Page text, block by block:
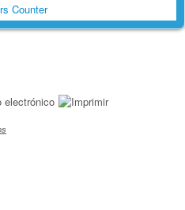
Counter